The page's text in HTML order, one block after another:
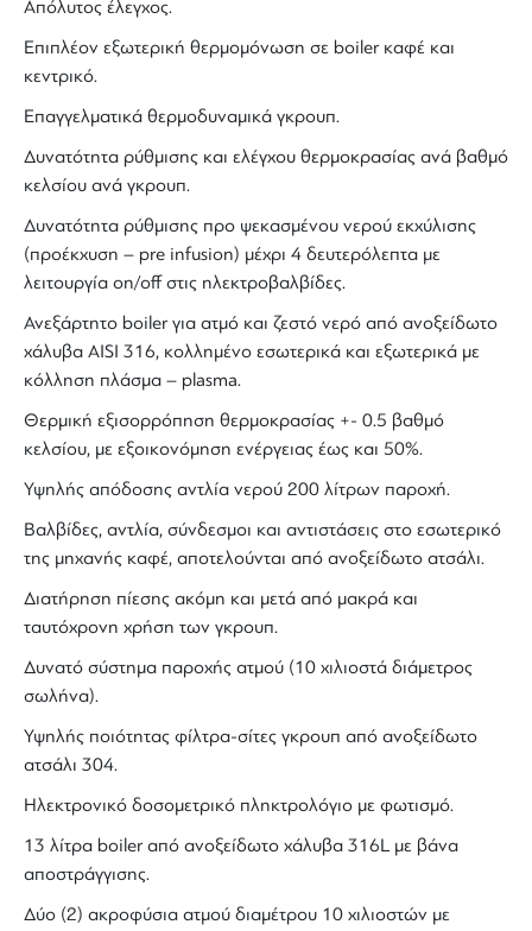
Απόλυτος έλεγχος.
Επιπλέον εξωτερική θερμομόνωση σε boiler καφέ και
κεντρικό.
Επαγγελματικά θερμοδυναμικά γκρουπ.
Δυνατότητα ρύθμισης και ελέγχου θερμοκρασίας ανά βαθμό
κελσίου ανά γκρουπ.
Δυνατότητα ρύθμισης προ ψεκασμένου νερού εκχύλισης
(προέκχυση – pre infusion) μέχρι 4 δευτερόλεπτα με
λειτουργία on/off στις ηλεκτροβαλβίδες.
Ανεξάρτητο boiler για ατμό και ζεστό νερό από ανοξείδωτο
χάλυβα AISI 316, κολλημένο εσωτερικά και εξωτερικά με
κόλληση πλάσμα – plasma.
Θερμική εξισορρόπηση θερμοκρασίας +- 0.5 βαθμό
κελσίου, με εξοικονόμηση ενέργειας έως και 50%.
Υψηλής απόδοσης αντλία νερού 200 λίτρων παροχή.
Βαλβίδες, αντλία, σύνδεσμοι και αντιστάσεις στο εσωτερικό
της μηχανής καφέ, αποτελούνται από ανοξείδωτο ατσάλι.
Διατήρηση πίεσης ακόμη και μετά από μακρά και
ταυτόχρονη χρήση των γκρουπ.
Δυνατό σύστημα παροχής ατμού (10 χιλιοστά διάμετρος
σωλήνα).
Υψηλής ποιότητας φίλτρα-σίτες γκρουπ από ανοξείδωτο
ατσάλι 304.
Ηλεκτρονικό δοσομετρικό πληκτρολόγιο με φωτισμό.
13 λίτρα boiler από ανοξείδωτο χάλυβα 316L με βάνα
αποστράγγισης.
Δύο (2) ακροφύσια ατμού διαμέτρου 10 χιλιοστών με